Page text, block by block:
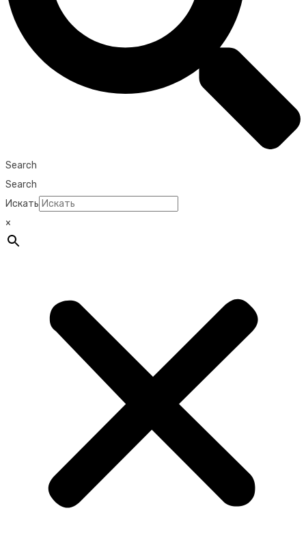
Search
Search
Искать
×